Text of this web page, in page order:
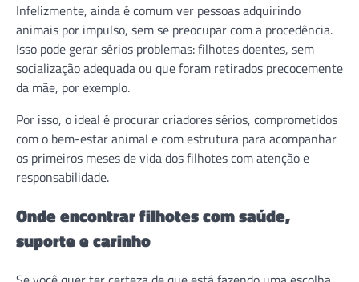
Infelizmente, ainda é comum ver pessoas adquirindo
animais por impulso, sem se preocupar com a procedência.
Isso pode gerar sérios problemas: filhotes doentes, sem
socialização adequada ou que foram retirados precocemente
da mãe, por exemplo.
Por isso, o ideal é procurar criadores sérios, comprometidos
com o bem-estar animal e com estrutura para acompanhar
os primeiros meses de vida dos filhotes com atenção e
responsabilidade.
Onde encontrar filhotes com saúde,
suporte e carinho